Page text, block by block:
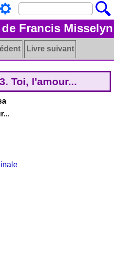
Francis Misselyn
Livre suivant
Toi, l'amour...